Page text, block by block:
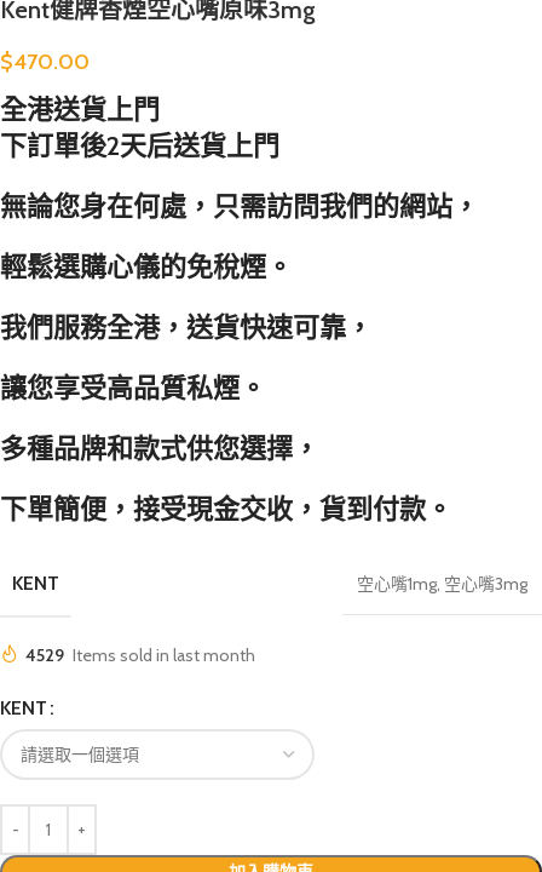
Kent健牌香煙空心嘴原味3mg
$470.00
全港送貨上門
下訂單後2天后送貨上門
無論您身在何處，只需訪問我們的網站，
輕鬆選購心儀的免稅煙。
我們服務全港，送貨快速可靠，
讓您享受高品質私煙。
多種品牌和款式供您選擇，
下單簡便，接受現金交收，貨到付款。
KENT 空心嘴1mg, 空心嘴3mg
4529 Items sold in last month
KENT